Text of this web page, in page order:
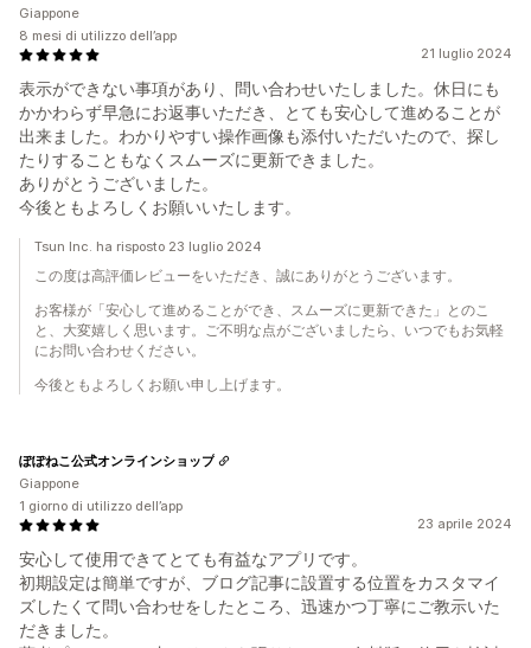
21 luglio 2024
表示ができない事項があり、問い合わせいたしました。休日にも
かかわらず早急にお返事いただき、とても安心して進めることが
出来ました。わかりやすい操作画像も添付いただいたので、探し
たりすることもなくスムーズに更新できました。
ありがとうございました。
今後ともよろしくお願いいたします。
Giappone
8 mesi di utilizzo dell’app
Tsun Inc. ha risposto 23 luglio 2024
この度は高評価レビューをいただき、誠にありがとうございます。
お客様が「安心して進めることができ、スムーズに更新できた」とのこ
と、大変嬉しく思います。ご不明な点がございましたら、いつでもお気軽
にお問い合わせください。
今後ともよろしくお願い申し上げます。
23 aprile 2024
安心して使用できてとても有益なアプリです。
初期設定は簡単ですが、ブログ記事に設置する位置をカスタマイ
ズしたくて問い合わせをしたところ、迅速かつ丁寧にご教示いた
だきました。
ぽぽねこ公式オンラインショップ
Giappone
1 giorno di utilizzo dell’app